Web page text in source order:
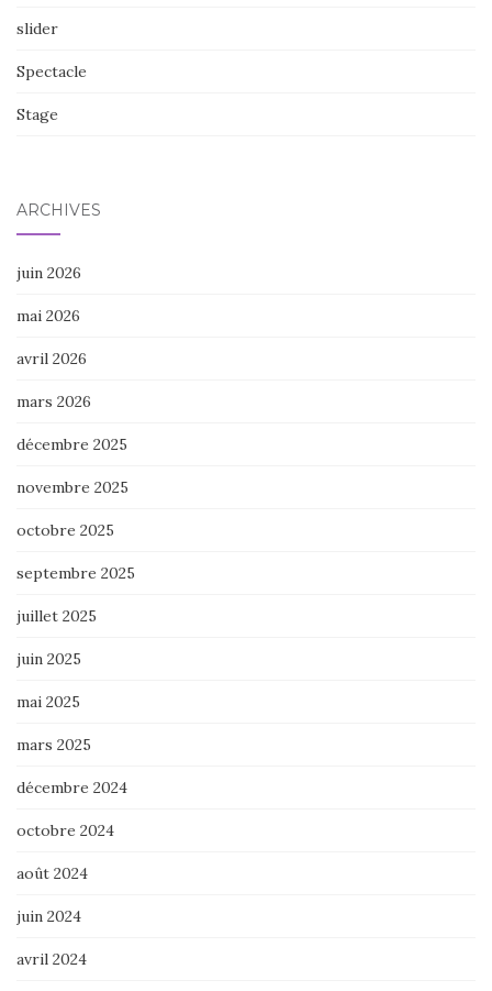
slider
Spectacle
Stage
ARCHIVES
juin 2026
mai 2026
avril 2026
mars 2026
décembre 2025
novembre 2025
octobre 2025
septembre 2025
juillet 2025
juin 2025
mai 2025
mars 2025
décembre 2024
octobre 2024
août 2024
juin 2024
avril 2024